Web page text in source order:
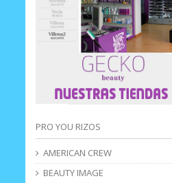
PRO YOU RIZOS
AMERICAN CREW
BEAUTY IMAGE